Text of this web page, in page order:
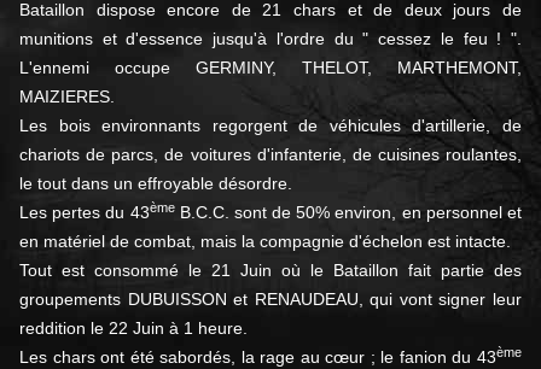
Bataillon dispose encore de 21 chars et de deux jours de
munitions et d'essence jusqu'à l'ordre du " cessez le feu ! ".
L'ennemi occupe GERMINY, THE­LOT, MARTHEMONT,
MAIZIERES.
Les bois environnants regorgent de véhicules d'artillerie, de
chariots de parcs, de voitures d'infanterie, de cuisines roulan­tes,
le tout dans un effroyable désordre.
Les pertes du 43èmeB.C.C. sont de 50% environ, en personnel et
en matériel de combat, mais la compagnie d'échelon est intac­te.
Tout est consommé le 21 Juin où le Bataillon fait partie des
groupements DUBUISSON et RENAUDEAU, qui vont signer leur
red­dition le 22 Juin à 1 heure.
Les chars ont été sabordés, la rage au cœur ; le fanion du 43ème